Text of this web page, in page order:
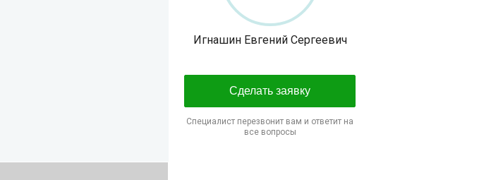
Игнашин Евгений Сергеевич
Сделать заявку
Специалист перезвонит вам и ответит на
все вопросы